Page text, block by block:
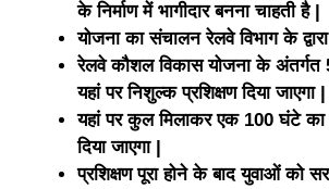
के निर्माण में भागीदार बनना चाहती है |
योजना का संचालन रेलवे विभाग के
रेलवे कौशल विकास योजना के
यहां पर निशुल्क प्रशिक्षण दिया जाएगा |
यहां पर कुल मिलाकर एक 100 घंटे का
दिया जाएगा |
प्रशिक्षण पूरा होने के बाद युवाओं को